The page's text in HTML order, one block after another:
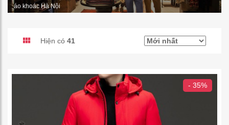
áo khoác Hà Nội
Hiện có 41
- 35%